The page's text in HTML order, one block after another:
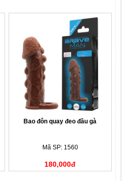
Bao đôn quay đeo đầu gà
Mã SP: 1560
180,000đ